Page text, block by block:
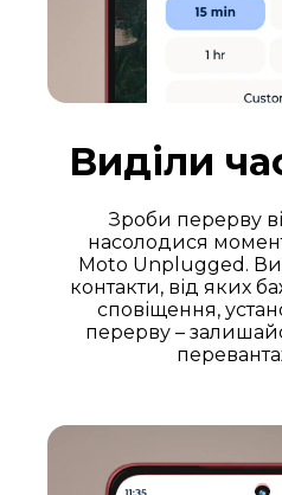
Виділи
Зроби перерву
насолодися
Moto Unplugged.
контакти, від яких
сповіщення,
перерву –